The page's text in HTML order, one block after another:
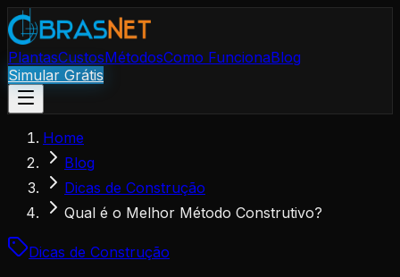
PlantasCustosMétodosComo FuncionaBlog
Simular Grátis
Home
Blog
Dicas de Construção
Qual é o Melhor Método Construtivo?
Dicas de Construção